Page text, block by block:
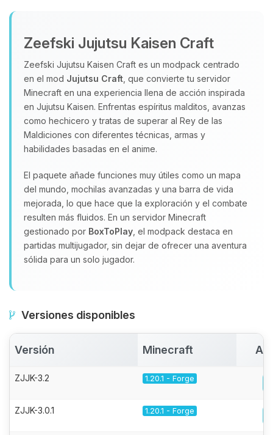
Zeefski Jujutsu Kaisen Craft
Zeefski Jujutsu Kaisen Craft es un modpack centrado
en el mod Jujutsu Craft , que convierte tu servidor
Minecraft en una experiencia llena de acción inspirada
en Jujutsu Kaisen. Enfrentas espíritus malditos, avanzas
como hechicero y tratas de superar al Rey de las
Maldiciones con diferentes técnicas, armas y
habilidades basadas en el anime.
El paquete añade funciones muy útiles como un mapa
del mundo, mochilas avanzadas y una barra de vida
mejorada, lo que hace que la exploración y el combate
resulten más fluidos. En un servidor Minecraft
gestionado por BoxToPlay , el modpack destaca en
partidas multijugador, sin dejar de ofrecer una aventura
sólida para un solo jugador.
Versiones disponibles
Versión Minecraft
ZJJK-3.2 1.20.1 - Forge
ZJJK-3.0.1 1.20.1 - Forge
hablar! Soy Choupy, tu pequeno
asistente de BoxToPlay. Cuentame
que necesitas y moveré mis
pequenos circuitos para ayudarte.
07/08/2026 22:30